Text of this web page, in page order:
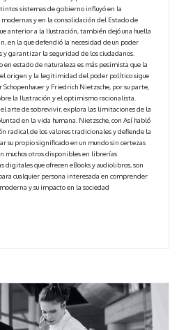
sistemas de gobierno influyó en la
y en la consolidación del Estado de
anterior a la Ilustración, también dejó una huella
en la que defendió la necesidad de un poder
garantizar la seguridad de los ciudadanos.
en estado de naturaleza es más pesimista que la
el origen y la legitimidad del poder político sigue
y Friedrich Nietzsche, por su parte,
la Ilustración y el optimismo racionalista.
el arte de sobrevivir, explora las limitaciones de la
en la vida humana. Nietzsche, con Así habló
radical de los valores tradicionales y defiende la
su propio significado en un mundo sin certezas
muchos otros disponibles en librerías
digitales que ofrecen eBooks y audiolibros, son
cualquier persona interesada en comprender
y su impacto en la sociedad